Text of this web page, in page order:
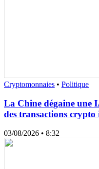
Cryptomonnaies • Politique
La Chine dégaine une
des transactions crypto
03/08/2026 • 8:32